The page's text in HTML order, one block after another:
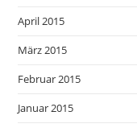
April 2015
März 2015
Februar 2015
Januar 2015